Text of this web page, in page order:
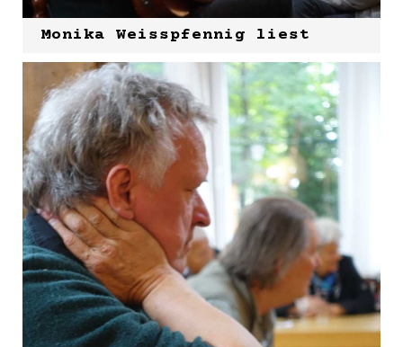
Monika Weisspfennig liest